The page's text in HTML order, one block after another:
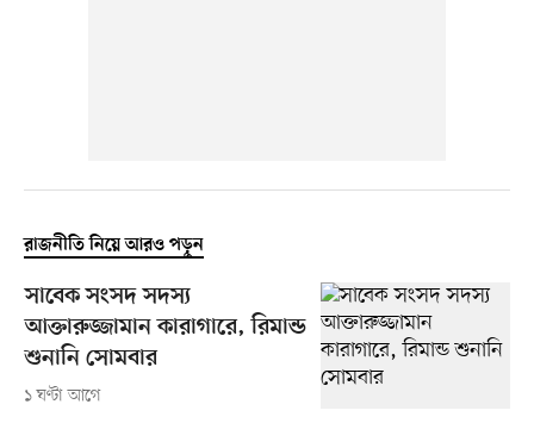
রাজনীতি নিয়ে আরও পড়ুন
সাবেক সংসদ সদস্য
আক্তারুজ্জামান কারাগারে, রিমান্ড
শুনানি সোমবার
১ ঘণ্টা আগে